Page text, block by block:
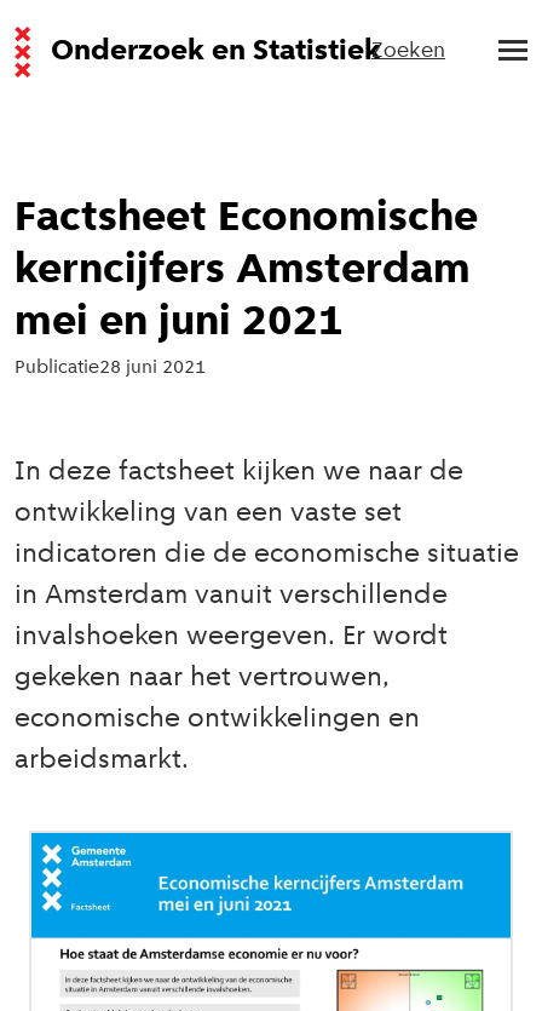
Onderzoek en StatistiekZoeken
Factsheet Economische
kerncijfers Amsterdam
mei en juni 2021
Publicatie28 juni 2021
In deze factsheet kijken we naar de
ontwikkeling van een vaste set
indicatoren die de economische situatie
in Amsterdam vanuit verschillende
invalshoeken weergeven. Er wordt
gekeken naar het vertrouwen,
economische ontwikkelingen en
arbeidsmarkt.